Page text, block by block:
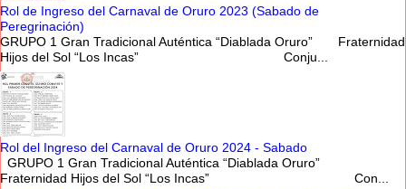
Rol de Ingreso del Carnaval de Oruro 2023 (Sabado de
Peregrinación)
GRUPO 1 Gran Tradicional Auténtica “Diablada Oruro” Fraternidad
Hijos del Sol “Los Incas” Conju...
Rol del Ingreso del Carnaval de Oruro 2024 - Sabado
GRUPO 1 Gran Tradicional Auténtica “Diablada Oruro”
Fraternidad Hijos del Sol “Los Incas” Con...